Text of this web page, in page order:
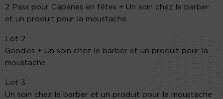
2 Pass pour Cabanes en fêtes + Un soin chez le barber
et un produit pour la moustache
Lot 2
Goodies + Un soin chez le barber et un produit pour la
moustache
Lot 3
Un soin chez le barber et un produit pour la moustache